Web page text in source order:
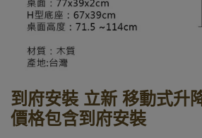
到府安裝 立新 移動式升
價格包含到府安裝